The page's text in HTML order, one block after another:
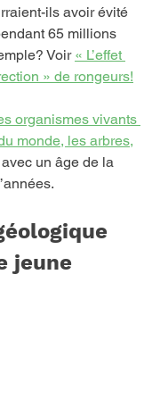
ils avoir évité
65 millions
Voir « L’effet
» de rongeurs!
organismes vivants
monde, les arbres,
un âge de la
jeune